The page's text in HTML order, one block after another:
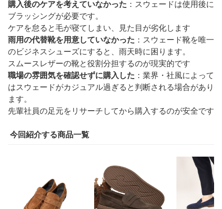
購入後のケアを考えていなかった ：スウェードは使用後に
ブラッシングが必要です。
ケアを怠ると毛が寝てしまい、見た目が劣化します
雨用の代替靴を用意していなかった ：スウェード靴を唯一
のビジネスシューズにすると、雨天時に困ります。
スムースレザーの靴と役割分担するのが現実的です
職場の雰囲気を確認せずに購入した ：業界・社風によって
はスウェードがカジュアル過ぎると判断される場合があり
ます。
先輩社員の足元をリサーチしてから購入するのが安全です
今回紹介する商品一覧